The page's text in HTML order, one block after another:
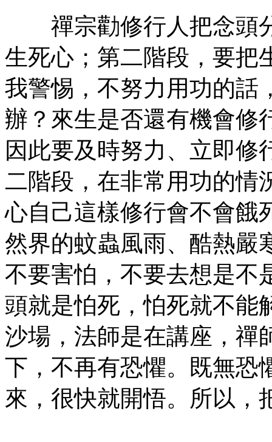
禪宗勸修行人把念頭
生死心；第二階段，要把
我警惕，不努力用功的話
辦？來生是否還有機會修
因此要及時努力、立即修
二階段，在非常用功的情
心自己這樣修行會不會餓
然界的蚊蟲風雨、酷熱嚴
不要害怕，不要去想是不
頭就是怕死，怕死就不
沙場，法師是在講座，
下，不再有恐懼。既無恐
來，很快就開悟。所以，